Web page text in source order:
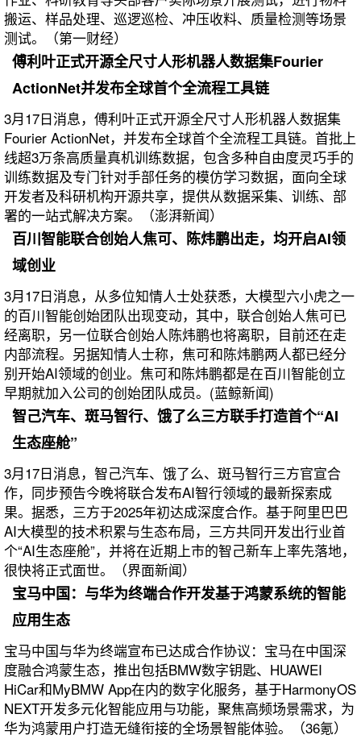
搬运、样品处理、巡逻巡检、冲压收料、质量检测等场景
测试。（第一财经）
傅利叶正式开源全尺寸人形机器人数据集Fourier
ActionNet并发布全球首个全流程工具链
3月17日消息，傅利叶正式开源全尺寸人形机器人数据集
Fourier ActionNet，并发布全球首个全流程工具链。首批上
线超3万条高质量真机训练数据，包含多种自由度灵巧手的
训练数据及专门针对手部任务的模仿学习数据，面向全球
开发者及科研机构开源共享，提供从数据采集、训练、部
署的一站式解决方案。（澎湃新闻）
百川智能联合创始人焦可、陈炜鹏出走，均开启AI领
域创业
3月17日消息，从多位知情人士处获悉，大模型六小虎之一
的百川智能创始团队出现变动，其中，联合创始人焦可已
经离职，另一位联合创始人陈炜鹏也将离职，目前还在走
内部流程。另据知情人士称，焦可和陈炜鹏两人都已经分
别开始AI领域的创业。焦可和陈炜鹏都是在百川智能创立
早期就加入公司的创始团队成员。(蓝鲸新闻)
智己汽车、斑马智行、饿了么三方联手打造首个“AI
生态座舱”
3月17日消息，智己汽车、饿了么、斑马智行三方官宣合
作，同步预告今晚将联合发布AI智行领域的最新探索成
果。据悉，三方于2025年初达成深度合作。基于阿里巴巴
AI大模型的技术积累与生态布局，三方共同开发出行业首
个“AI生态座舱”，并将在近期上市的智己新车上率先落地，
很快将正式面世。（界面新闻）
宝马中国：与华为终端合作开发基于鸿蒙系统的智能
应用生态
宝马中国与华为终端宣布已达成合作协议：宝马在中国深
度融合鸿蒙生态，推出包括BMW数字钥匙、HUAWEI
HiCar和MyBMW App在内的数字化服务，基于HarmonyOS
NEXT开发多元化智能应用与功能，聚焦高频场景需求，为
华为鸿蒙用户打造无缝衔接的全场景智能体验。（36氪）